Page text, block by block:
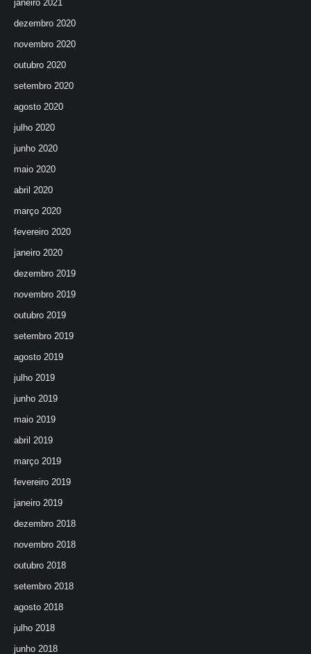
janeiro 2021
dezembro 2020
novembro 2020
outubro 2020
setembro 2020
agosto 2020
julho 2020
junho 2020
maio 2020
abril 2020
março 2020
fevereiro 2020
janeiro 2020
dezembro 2019
novembro 2019
outubro 2019
setembro 2019
agosto 2019
julho 2019
junho 2019
maio 2019
abril 2019
março 2019
fevereiro 2019
janeiro 2019
dezembro 2018
novembro 2018
outubro 2018
setembro 2018
agosto 2018
julho 2018
junho 2018